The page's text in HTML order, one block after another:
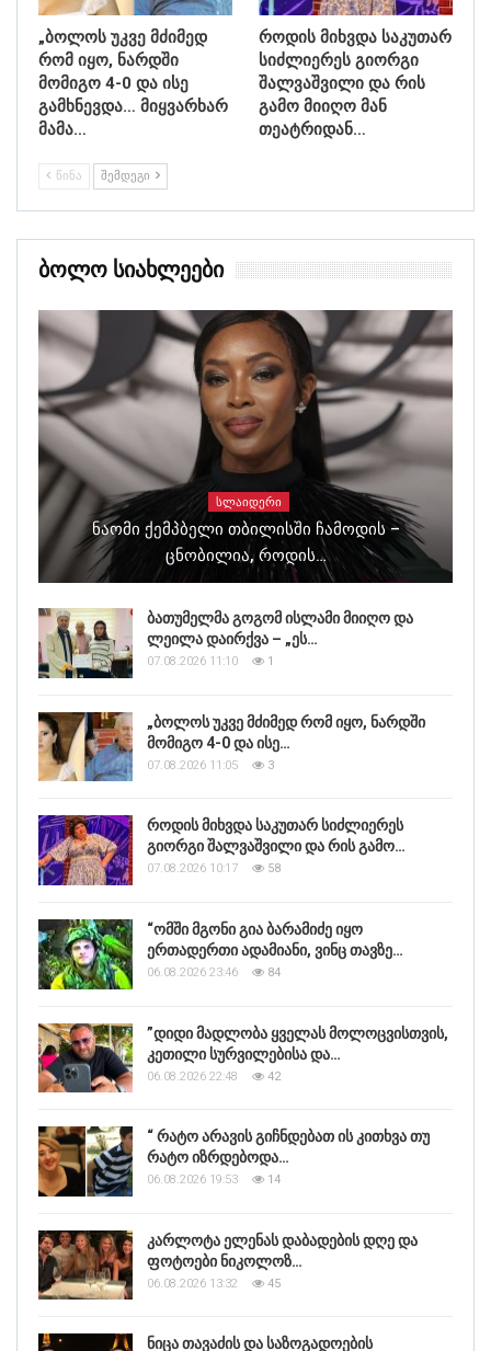
„ბოლოს უკვე მძიმედ
რომ იყო, ნარდში
მომიგო 4-0 და ისე
გამხნევდა… მიყვარხარ
მამა…
როდის მიხვდა საკუთარ
სიძლიერეს გიორგი
შალვაშვილი და რის
გამო მიიღო მან
თეატრიდან…
ᲬᲘᲜᲐ ᲨᲔᲛᲓᲔᲒᲘ
Ბოლო Სიახლეები
ᲡᲚᲐᲘᲓᲔᲠᲘ
Ნაომი Ქემპბელი Თბილისში Ჩამოდის –
Ცნობილია, Როდის…
ბათუმელმა გოგომ ისლამი მიიღო და
ლეილა დაირქვა – „ეს…
07.08.2026 11:10 1
„ბოლოს უკვე მძიმედ რომ იყო, ნარდში
მომიგო 4-0 და ისე…
07.08.2026 11:05 3
როდის მიხვდა საკუთარ სიძლიერეს
გიორგი შალვაშვილი და რის გამო…
07.08.2026 10:17 58
“ომში მგონი გია ბარამიძე იყო
ერთადერთი ადამიანი, ვინც თავზე…
06.08.2026 23:46 84
”დიდი მადლობა ყველას მოლოცვისთვის,
კეთილი სურვილებისა და…
06.08.2026 22:48 42
“ რატო არავის გიჩნდებათ ის კითხვა თუ
რატო იზრდებოდა…
06.08.2026 19:53 14
კარლოტა ელენას დაბადების დღე და
ფოტოები ნიკოლოზ…
06.08.2026 13:32 45
ნიცა თავაძის და საზოგადოების